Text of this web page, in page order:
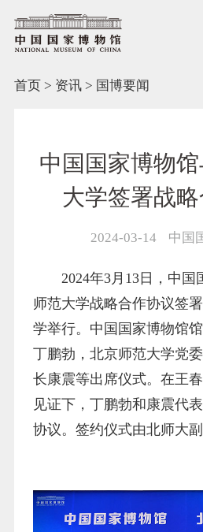
首页> 资讯> 国博要闻
中国国家博物
大学签署战
2024-03-14 中国
2024年3月13日，中
师范大学战略合作协议签
学举行。中国国家博物馆
丁鹏勃，北京师范大学党
长康震等出席仪式。在王
见证下，丁鹏勃和康震代
协议。签约仪式由北师大副